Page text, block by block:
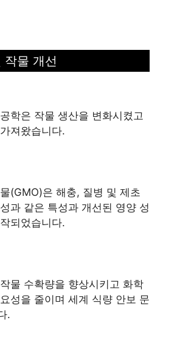
물 개선
학은 작물 생산을 변화시켰고
져왔습니다.
(GMO)은 해충, 질병 ​​및 제초
과 같은 특성과 개선된 영양 성
되었습니다.
물 수확량을 향상시키고 화학
성을 줄이며 세계 식량 안보 문
.